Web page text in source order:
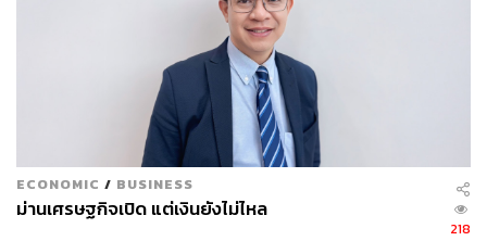
ส่วนแผนอื่นๆ เช่น นิคมอุตสาหกรรมหรือศูนย์กลางน้ำมัน
ไม่มีการกล่าวถึงในรายงาน แต่ตั้งเป้าสร้างแลนด์บริดจ์ให้
เป็น ‘ท่าเรือถ่ายลำ’ โดยสัดส่วนถึง 78% คือสินค้าถ่ายลำ
(Transshipment Port) จากต่างประเทศ ขณะที่สินค้าไทยแท้
(Gateway Port) มีเพียง 18% และจำนวนที่เหลือเป็นสินค้าจีน
เมื่อประเมินข้อมูลทั้งหมด อาจารย์มองว่า การลงทุนนี้จึงมี
ความเสี่ยงสูงมาก เพราะความคุ้มทุน ‘ผูกติด’ อยู่กับการรอให้
ECONOMIC / BUSINESS
ม่านเศรษฐกิจเปิด แต่เงินยังไม่ไหล
218